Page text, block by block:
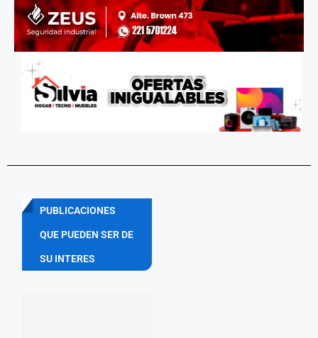
PUBLICACIONES
QUE PUEDEN SER DE
SU INTERES